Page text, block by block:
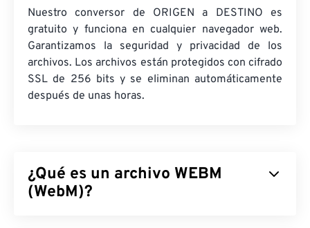
Nuestro conversor de ORIGEN a DESTINO es
gratuito y funciona en cualquier navegador web.
Garantizamos la seguridad y privacidad de los
archivos. Los archivos están protegidos con cifrado
SSL de 256 bits y se eliminan automáticamente
después de unas horas.
¿Qué es un archivo WEBM
(WebM)?